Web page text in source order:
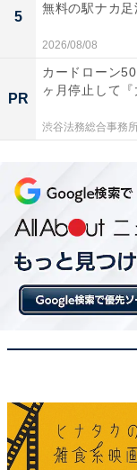
5
無料の駅ナカ
2026/08/08
PR
カードローン
ヶ月停止して
渋谷法務総合事務